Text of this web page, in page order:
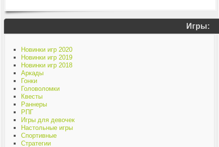
Игры:
Новинки игр 2020
Новинки игр 2019
Новинки игр 2018
Аркады
Гонки
Головоломки
Квесты
Раннеры
РПГ
Игры для девочек
Настольные игры
Спортивные
Стратегии